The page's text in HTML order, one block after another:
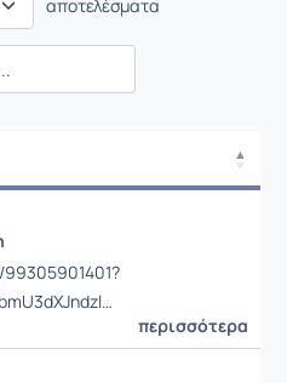
αποτελέσματα
περισσότερα